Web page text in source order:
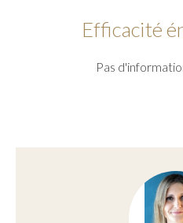
Efficacité
Pas